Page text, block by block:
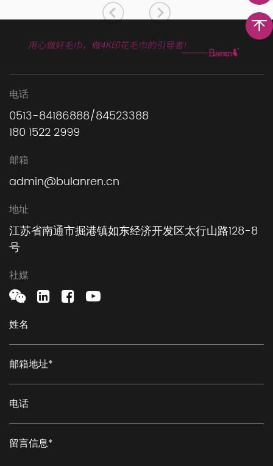
电话
0513-84186888/84523388
180 1522 2999
邮箱
admin@bulanren.cn
地址
江苏省南通市掘港镇如东经济开发区太行山路128-8
号
社媒